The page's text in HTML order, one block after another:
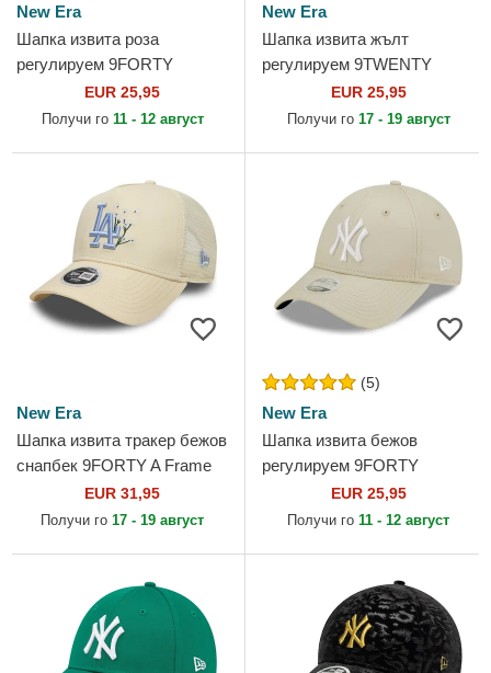
New Era
Шапка извита роза
регулируем 9FORTY
League Essential на New
York Yankees MLB от New
EUR 25,95
Получи го 11 - 12 август
New Era
Шапка извита жълт
регулируем 9TWENTY
League Essential Midi на
New York Yankees MLB от
EUR 25,95
Получи го 17 - 19 август
New Era
Шапка извита тракер бежов
снапбек 9FORTY A Frame
Floral на Los Angeles
Dodgers MLB от New Era
EUR 31,95
Получи го 17 - 19 август
(5)
New Era
Шапка извита бежов
регулируем 9FORTY
League Essential на New
York Yankees MLB от New
EUR 25,95
Получи го 11 - 12 август